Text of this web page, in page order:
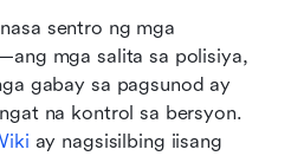
sentro ng mga
mga salita sa polisiya,
gabay sa pagsunod ay
na kontrol sa bersyon.
ay nagsisilbing iisang